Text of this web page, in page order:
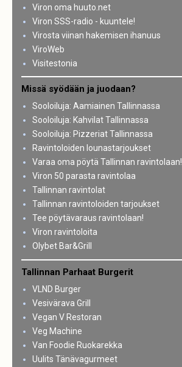
Viron oma huuto.net
Viron SSS-radio - kuuntele!
Virosta viinan hakemisen ihanuus
ViroWeb
Visitestonia
Missä syödään ja juodaan?
Sooloiluja: Aamiainen Tallinnassa
Sooloiluja: Kahvilat Tallinnassa
Sooloiluja: Pizzeriat Tallinnassa
Ravintoloiden lounastarjoukset
Varaa oma pöytä Tallinnan ravintolaan!
Viron 50 parasta ravintolaa
Tallinnan ravintolat
Tallinnan ravintoloiden tarjoukset
Tee pöytävaraus ravintolaan!
Viron ravintoloita
Olybet Bar&Grill
Tallinnan Parhaat Burgerit
VLND Burger
Vesivärava Grill
Vegan V Restoran
Veg Machine
Van Foodie Ruokarekka
Uulits Tänävagurmeet